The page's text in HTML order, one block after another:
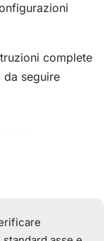
complete
da seguire